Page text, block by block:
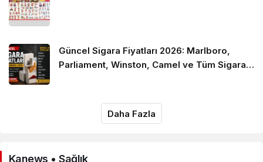
Güncel Sigara Fiyatları 2026: Marlboro,
Parliament, Winston, Camel ve Tüm Sigara
Daha Fazla
Kanews • Sağlık